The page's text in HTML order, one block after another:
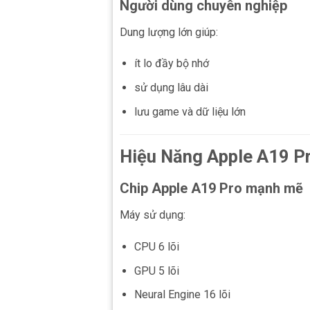
Người dùng chuyên nghiệp
Dung lượng lớn giúp:
ít lo đầy bộ nhớ
sử dụng lâu dài
lưu game và dữ liệu lớn
Hiệu Năng Apple A19
Chip Apple A19 Pro mạnh mẽ
Máy sử dụng:
CPU 6 lõi
GPU 5 lõi
Neural Engine 16 lõi